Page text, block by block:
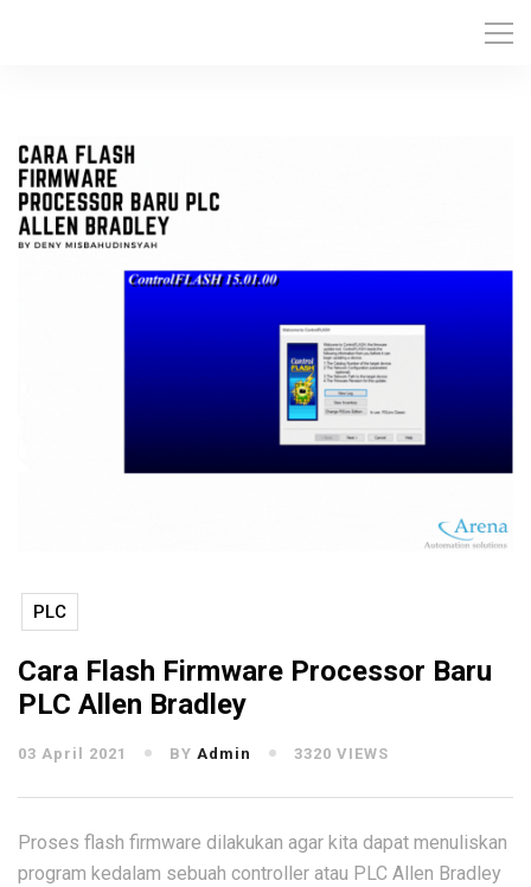
PLC
Cara Flash Firmware Processor Baru
PLC Allen Bradley
03 April 2021 BY Admin 3320 VIEWS
Proses flash firmware dilakukan agar kita dapat menuliskan
program kedalam sebuah controller atau PLC Allen Bradley